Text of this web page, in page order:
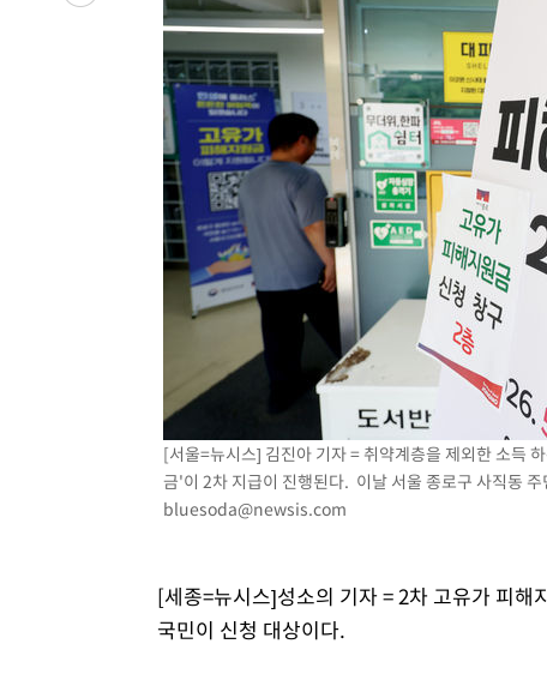
-21345초 전 >
[속보]7~9일 프로야구 3연전도 폭염 취소…11일 재개
"韓 외환시장 개입 관측 배경엔 美의 대한국 무역적자 있어"
'월드컵 탈락 후폭풍' 축구협회…초유의 압수수색에 '충격·
서울 낮 37.9도, 올여름 최고치 경신…영등포 순간 '40도'
[속보]종합특검, 대검 추가 압수수색…내란 중요임무종사
[속보]코스닥, 800p 회복…0.26% 오른 801.67 마감
[속보]코스피, 301.88포인트(4.58%) 내린 6296.38 마감
[속보]원·달러 환율, 0.7원 내린 1423.8원 마감
"여기 떨어졌다"…다누리, 스페이스X 로켓 달 충돌 흔적
손흥민, 5경기 연속골 실패…LAFC는 승부차기 끝 과달라하
내일까지 39도 '펄펄'…기상청 "태풍 지나며 폭염 잠시 꺾
트럼프, 한국계 진보 주지사 후보 맹공…"공산주의가 최대
"美간섭에 합의 지연"…트럼프, '이란 호르무즈 통제권' 수
[속보]산업장관 "李정부, 원전 반대 안해…안정 전력 위해 불가
[속보]경찰, '홍명보 선임 논란' 대한축구협회·축구회관 등 압
[서울=뉴시스] 김진아 기자 = 취약계층을 제외한 소득
금'이 2차 지급이 진행된다. 이날 서울 종로구 사직동
bluesoda@newsis.com
[세종=뉴시스]성소의 기자 = 2차 고유가 피
국민이 신청 대상이다.